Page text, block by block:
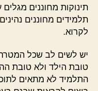
תינוקות מחוננים מגלים
תלמידים מחוננים
לקרוא.
יש לשים לב שכל
טובת הילד ולא טובת
התלמיד לא מתאים